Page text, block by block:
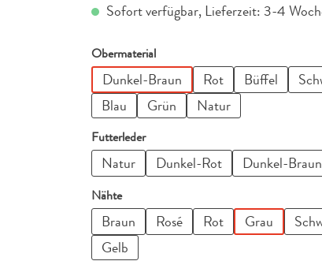
Sofort verfügbar, Lieferzeit: 3-4
Obermaterialauswählen
Dunkel-Braun Rot Büffel
Blau
Grün Natur
Futterlederauswählen
Natur Dunkel-Rot Dunkel-Braun
Nähteauswählen
Braun Rosé Rot Grau
Gelb